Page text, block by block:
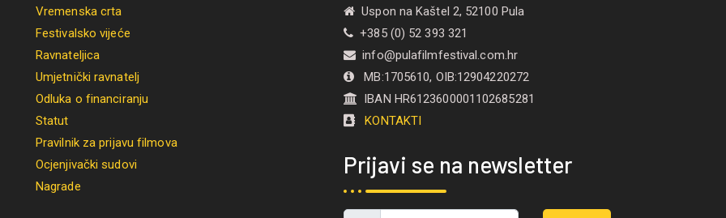
Vremenska crta
Festivalsko vijeće
Ravnateljica
Umjetnički ravnatelj
Odluka o financiranju
Statut
Pravilnik za prijavu filmova
Ocjenjivački sudovi
Nagrade
Uspon na Kaštel 2, 52100 Pula
+385 (0) 52 393 321
info@pulafilmfestival.com.hr
MB:1705610, OIB:12904220272
IBAN HR6123600001102685281
KONTAKTI
Prijavi se na newsletter